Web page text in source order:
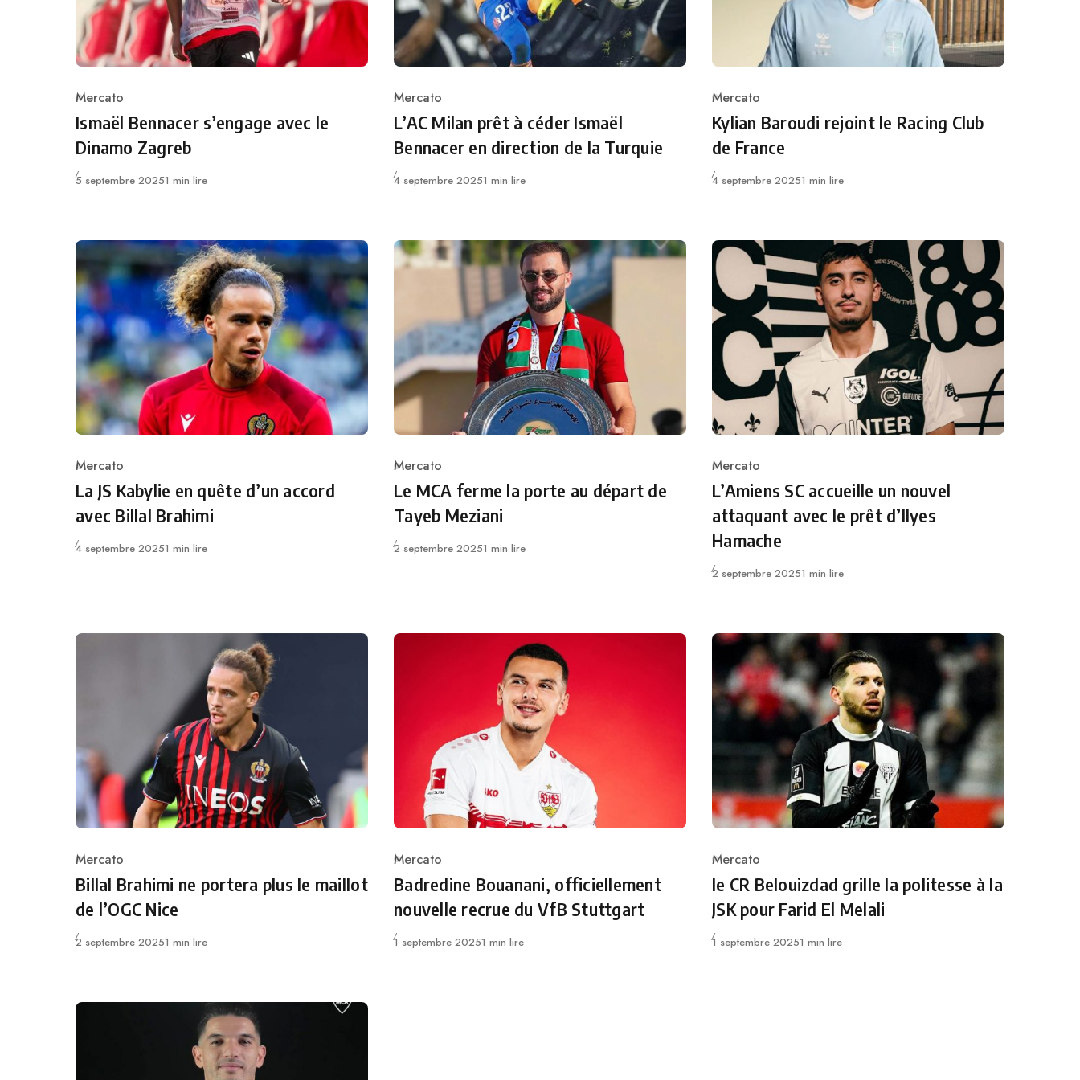
Category
Mercato
Ismaël Bennacer s’engage avec le
Dinamo Zagreb
Publié
5 septembre 20251 min lire
Category
Mercato
L’AC Milan prêt à céder Ismaël
Bennacer en direction de la Turquie
Publié
4 septembre 20251 min lire
Category
Mercato
Kylian Baroudi rejoint le Racing Club
de France
Publié
4 septembre 20251 min lire
Category
Mercato
La JS Kabylie en quête d’un accord
avec Billal Brahimi
Publié
4 septembre 20251 min lire
Category
Mercato
Le MCA ferme la porte au départ de
Tayeb Meziani
Publié
2 septembre 20251 min lire
Category
Mercato
L’Amiens SC accueille un nouvel
attaquant avec le prêt d’Ilyes
Hamache
Publié
2 septembre 20251 min lire
Category
Mercato
Billal Brahimi ne portera plus le maillot
de l’OGC Nice
Publié
2 septembre 20251 min lire
Category
Mercato
Badredine Bouanani, officiellement
nouvelle recrue du VfB Stuttgart
Publié
1 septembre 20251 min lire
Category
Mercato
le CR Belouizdad grille la politesse à la
JSK pour Farid El Melali
Publié
1 septembre 20251 min lire